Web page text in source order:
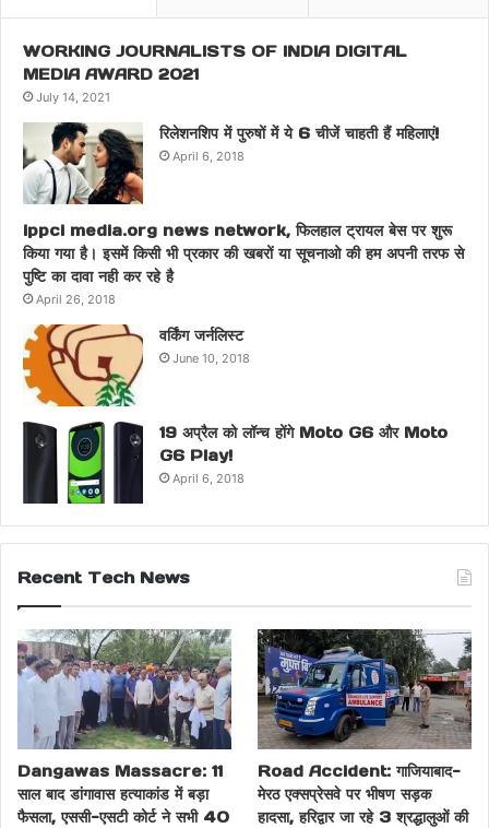
WORKING JOURNALISTS OF INDIA DIGITAL
MEDIA AWARD 2021
July 14, 2021
रिलेशनशिप में पुरुषों में ये 6 चीजें चाहती हैं महिलाएं!
April 6, 2018
ippci media.org news network, फिलहाल ट्रायल बेस पर शुरू
किया गया है। इसमें किसी भी प्रकार की खबरों या सूचनाओ की हम अपनी तरफ से
पुष्टि का दावा नही कर रहे है
April 26, 2018
वर्किंग जर्नलिस्ट
June 10, 2018
19 अप्रैल को लॉन्च होंगे Moto G6 और Moto
G6 Play!
April 6, 2018
Recent Tech News
Dangawas Massacre: 11
साल बाद डांगावास हत्याकांड में बड़ा
फैसला, एससी-एसटी कोर्ट ने सभी 40
Road Accident: गाजियाबाद-
मेरठ एक्सप्रेसवे पर भीषण सड़क
हादसा, हरिद्वार जा रहे 3 श्रद्धालुओं की